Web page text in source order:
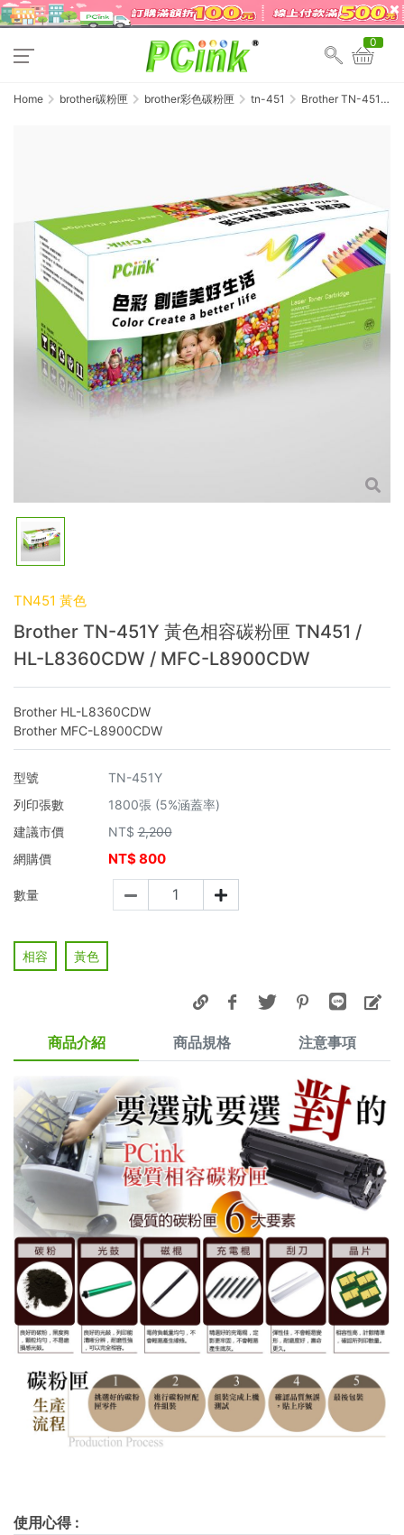
0
Home brother碳粉匣 brother彩色碳粉匣 tn-451
Brother TN-451Y
TN451 黃色
Brother TN-451Y 黃色相容碳粉匣 TN451 /
HL-L8360CDW / MFC-L8900CDW
Brother HL-L8360CDW
Brother MFC-L8900CDW
型號
TN-451Y
列印張數
1800張 (5%涵蓋率)
建議市價
NT$ 2,200
網購價
NT$800
數量
相容 黃色
商品介紹 商品規格 注意事項
使用心得: